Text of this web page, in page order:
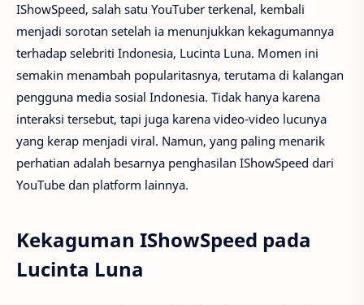
IShowSpeed, salah satu YouTuber terkenal, kembali
menjadi sorotan setelah ia menunjukkan kekagumannya
terhadap selebriti Indonesia, Lucinta Luna. Momen ini
semakin menambah popularitasnya, terutama di kalangan
pengguna media sosial Indonesia. Tidak hanya karena
interaksi tersebut, tapi juga karena video-video lucunya
yang kerap menjadi viral. Namun, yang paling menarik
perhatian adalah besarnya penghasilan IShowSpeed dari
YouTube dan platform lainnya.
Kekaguman IShowSpeed pada
Lucinta Luna